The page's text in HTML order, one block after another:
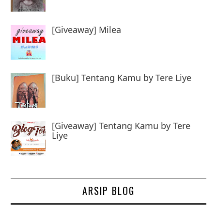
[Giveaway] Milea
[Buku] Tentang Kamu by Tere Liye
[Giveaway] Tentang Kamu by Tere
Liye
ARSIP BLOG